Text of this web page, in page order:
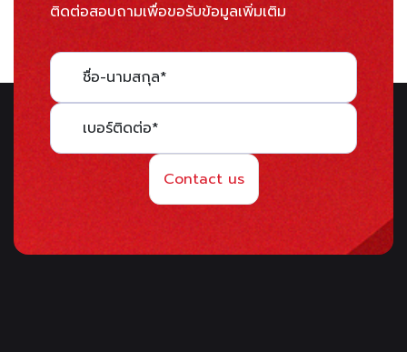
ติดต่อสอบถามเพื่อขอรับข้อมูลเพิ่มเติม
Contact us